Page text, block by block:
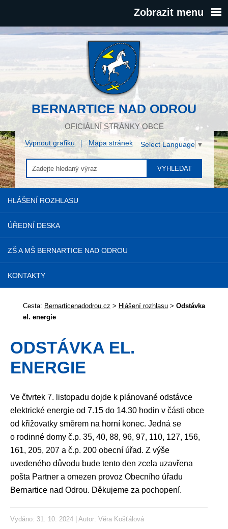
Zobrazit menu
BERNARTICE NAD ODROU
OFICIÁLNÍ STRÁNKY OBCE
Vypnout grafiku Mapa stránek Select Language ▼
VYHLEDAT
HLÁŠENÍ ROZHLASU
ÚŘEDNÍ DESKA
ZŠ A MŠ BERNARTICE NAD ODROU
KONTAKTY
Cesta: Bernarticenadodrou.cz > Hlášení rozhlasu > Odstávka
el. energie
ODSTÁVKA EL.
ENERGIE
Ve čtvrtek 7. listopadu dojde k plánované odstávce
elektrické energie od 7.15 do 14.30 hodin v části obce
od křižovatky směrem na horní konec. Jedná se
o rodinné domy č.p. 35, 40, 88, 96, 97, 110, 127, 156,
161, 205, 207 a č.p. 200 obecní úřad. Z výše
uvedeného důvodu bude tento den zcela uzavřena
pošta Partner a omezen provoz Obecního úřadu
Bernartice nad Odrou. Děkujeme za pochopení.
Vydáno: 31. 10. 2024 | Autor: Věra Košťálová